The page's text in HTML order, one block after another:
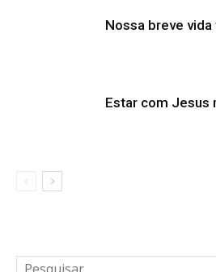
Nossa breve
Estar com Jesus